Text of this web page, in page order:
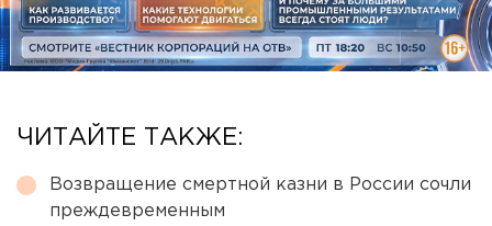
ЧИТАЙТЕ ТАКЖЕ:
Возвращение смертной казни в России сочли
преждевременным